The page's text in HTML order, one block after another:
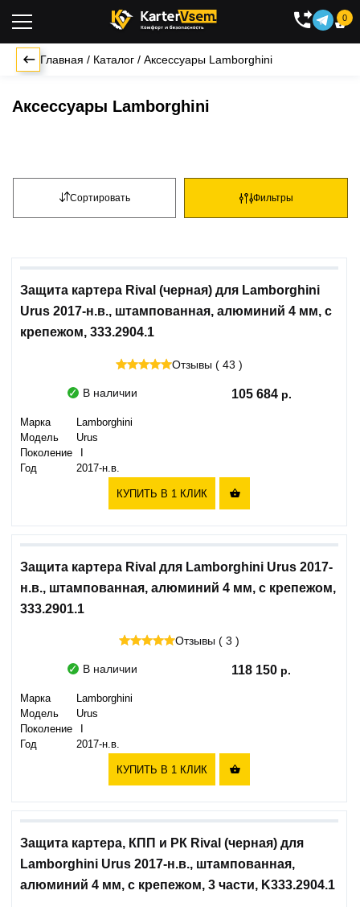

0
Главная / Каталог / Аксессуары Lamborghini
Аксессуары Lamborghini
Фильтры
Сортировать
Защита картера Rival (черная) для Lamborghini
Urus 2017-н.в., штампованная, алюминий 4 мм, с
крепежом, 333.2904.1
Отзывы ( 43 )
В наличии 105 684
Марка
Lamborghini
Модель
Urus
Поколение
Год
2017-н.в.
КУПИТЬ В 1 КЛИК 
Защита картера Rival для Lamborghini Urus 2017-
н.в., штампованная, алюминий 4 мм, с крепежом,
333.2901.1
Отзывы ( 3 )
В наличии 118 150
Марка
Lamborghini
Модель
Urus
Поколение
Год
2017-н.в.
КУПИТЬ В 1 КЛИК 
Защита картера, КПП и РК Rival (черная) для
Lamborghini Urus 2017-н.в., штампованная,
алюминий 4 мм, с крепежом, 3 части, K333.2904.1